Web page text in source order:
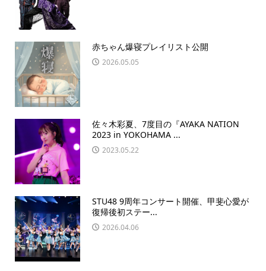
赤ちゃん爆寝プレイリスト公開
2026.05.05
佐々木彩夏、7度目の『AYAKA NATION
2023 in YOKOHAMA ...
2023.05.22
STU48 9周年コンサート開催、甲斐心愛が
復帰後初ステー...
2026.04.06